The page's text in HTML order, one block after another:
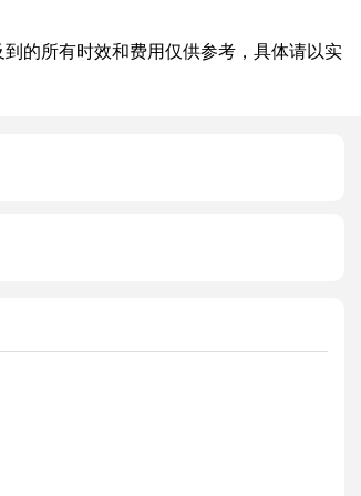
的所有时效和费用仅供参考，具体请以实